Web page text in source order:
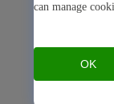
can manage
OK